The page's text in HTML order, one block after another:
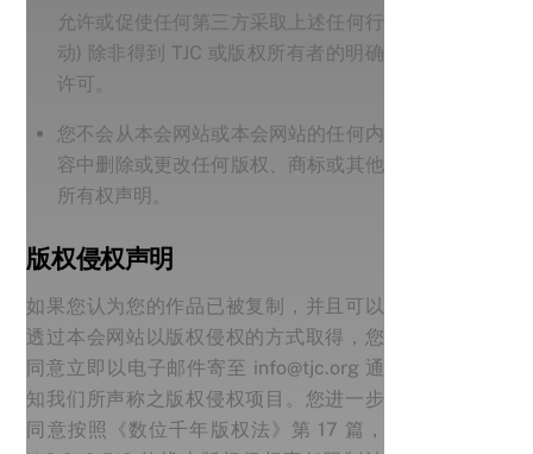
允许或促使任何第三方采取上述任何行
动) 除非得到 TJC 或版权所有者的明确
许可。
您不会从本会网站或本会网站的任何内
容中删除或更改任何版权、商标或其他
所有权声明。
版权侵权声明
如果您认为您的作品已被复制，并且可以
透过本会网站以版权侵权的方式取得，您
同意立即以电子邮件寄至 info@tjc.org 通
知我们所声称之版权侵权项目。您进一步
同意按照《数位千年版权法》第 17 篇，